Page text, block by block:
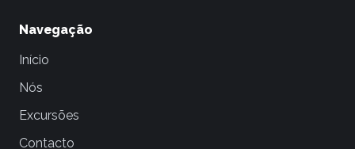
Navegação
Início
Nós
Excursões
Contacto